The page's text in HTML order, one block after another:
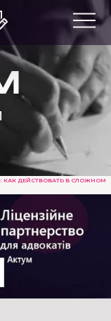
КАК ДЕЙСТВОВАТЬ В СЛОЖНОМ